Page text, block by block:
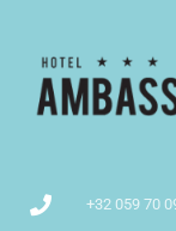
+32 059 70